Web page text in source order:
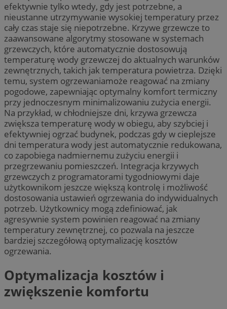
efektywnie tylko wtedy, gdy jest potrzebne, a
nieustanne utrzymywanie wysokiej temperatury przez
cały czas staje się niepotrzebne. Krzywe grzewcze to
zaawansowane algorytmy stosowane w systemach
grzewczych, które automatycznie dostosowują
temperaturę wody grzewczej do aktualnych warunków
zewnętrznych, takich jak temperatura powietrza. Dzięki
temu, system ogrzewaniamoże reagować na zmiany
pogodowe, zapewniając optymalny komfort termiczny
przy jednoczesnym minimalizowaniu zużycia energii.
Na przykład, w chłodniejsze dni, krzywa grzewcza
zwiększa temperaturę wody w obiegu, aby szybciej i
efektywniej ogrzać budynek, podczas gdy w cieplejsze
dni temperatura wody jest automatycznie redukowana,
co zapobiega nadmiernemu zużyciu energii i
przegrzewaniu pomieszczeń. Integracja krzywych
grzewczych z programatorami tygodniowymi daje
użytkownikom jeszcze większą kontrolę i możliwość
dostosowania ustawień ogrzewania do indywidualnych
potrzeb. Użytkownicy mogą zdefiniować, jak
agresywnie system powinien reagować na zmiany
temperatury zewnętrznej, co pozwala na jeszcze
bardziej szczegółową optymalizację kosztów
ogrzewania.
Optymalizacja kosztów i
zwiększenie komfortu